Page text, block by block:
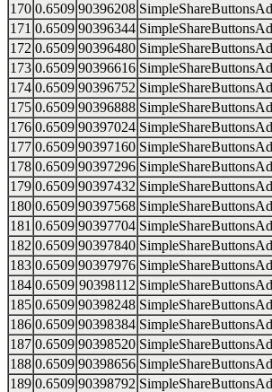
170 0.6509 90396208
171 0.6509 90396344
172 0.6509 90396480
173 0.6509 90396616
174 0.6509 90396752
175 0.6509 90396888
176 0.6509 90397024
177 0.6509 90397160
178 0.6509 90397296
179 0.6509 90397432
180 0.6509 90397568
181 0.6509 90397704
182 0.6509 90397840
183 0.6509 90397976
184 0.6509 90398112
185 0.6509 90398248
186 0.6509 90398384
187 0.6509 90398520
188 0.6509 90398656
189 0.6509 90398792